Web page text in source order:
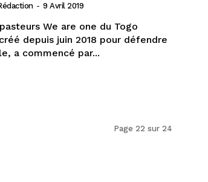
- 9 Avril 2019
We are one du Togo
la cause pastorale, a commencé par...
Page 22 sur 24